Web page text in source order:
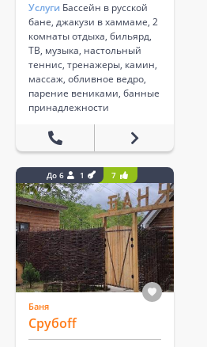
Услуги Бассейн в русской
бане, джакузи в хаммаме, 2
комнаты отдыха, бильярд,
ТВ, музыка, настольный
теннис, тренажеры, камин,
массаж, обливное ведро,
парение вениками, банные
принадлежности
До 6 1 7
Баня
Срубoff